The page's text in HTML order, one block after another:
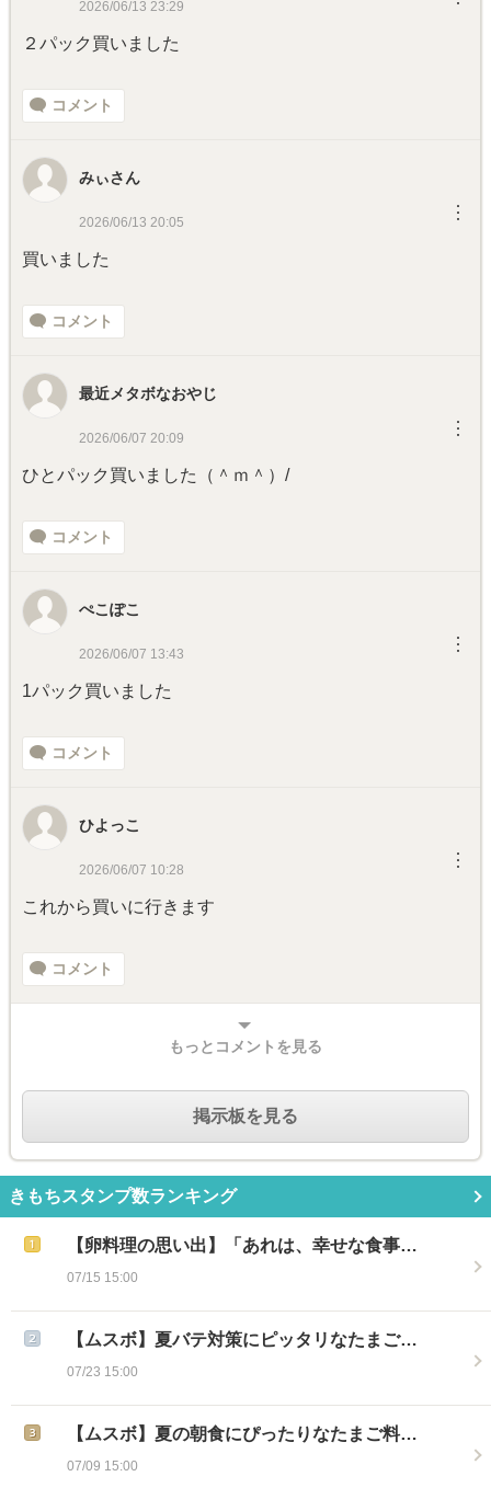
2026/06/13 23:29
２パック買いました
コメント
みぃさん
2026/06/13 20:05 ︙
買いました
コメント
最近メタボなおやじ
2026/06/07 20:09 ︙
ひとパック買いました（＾ｍ＾）/
コメント
ぺこぽこ
2026/06/07 13:43 ︙
1パック買いました
コメント
ひよっこ
2026/06/07 10:28 ︙
これから買いに行きます
コメント
もっとコメントを見る
掲示板を見る
きもちスタンプ数ランキング
【卵料理の思い出】「あれは、幸せな食事…
07/15 15:00
【ムスボ】夏バテ対策にピッタリなたまご…
07/23 15:00
【ムスボ】夏の朝食にぴったりなたまご料…
07/09 15:00